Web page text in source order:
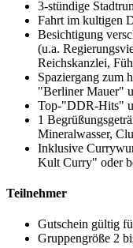
3-stündige
Fahrt im kultigen
Besichtigung
(u.a.
Reichskanzlei,
Spaziergang zum
"Berliner Mauer"
Top-"DDR-Hits"
1
Mineralwasser,
Inklusive
Kult Curry" oder
Teilnehmer
Gutschein gültig
Gruppengröße 2